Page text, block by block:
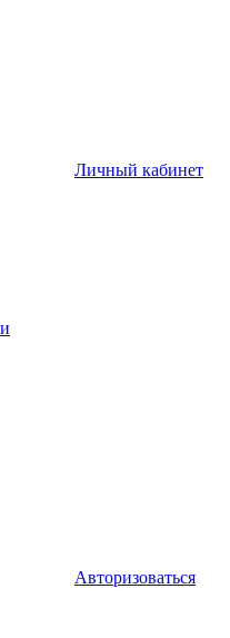
Личный кабинет
Авторизоваться